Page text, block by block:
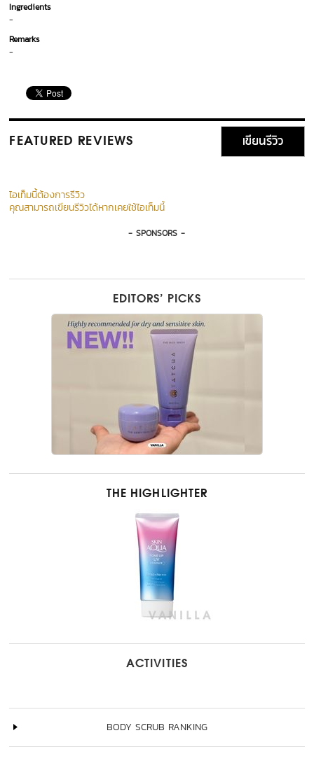
Ingredients
-
Remarks
-
FEATURED REVIEWS เขียนรีวิว
ไอเท็มนี้ต้องการรีวิว
คุณสามารถเขียนรีวิวได้หากเคยใช้ไอเท็มนี้
- SPONSORS -
EDITORS’ PICKS
THE HIGHLIGHTER
ACTIVITIES
BODY SCRUB RANKING